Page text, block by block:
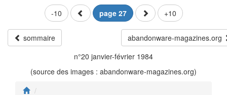
-10 page 27 +10
sommaire
abandonware-magazines.org
n°20 janvier-février 1984
(source des images : abandonware-magazines.org)